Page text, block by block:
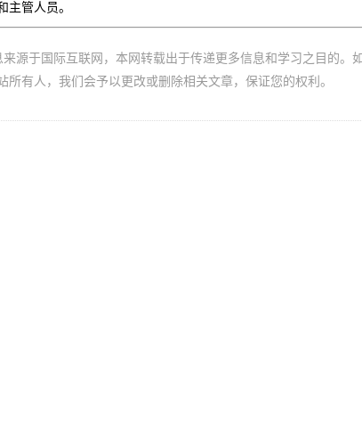
主管人员。
来源于国际互联网，本网转载出于传递更多信息和学习之目的。
有人，我们会予以更改或删除相关文章，保证您的权利。